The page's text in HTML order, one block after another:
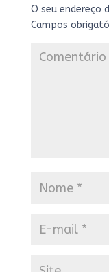
O seu endereço
Campos